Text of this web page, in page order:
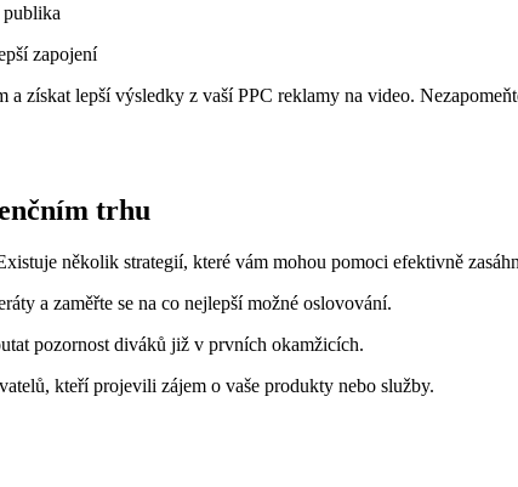
zapojení
získat lepší výsledky z vaší PPC reklamy na video.
trhu
několik strategií, které vám mohou pomoci efektivně
a zaměřte se na co nejlepší možné oslovování.
pozornost diváků již v prvních okamžicích.
kteří projevili zájem o vaše produkty nebo služby.